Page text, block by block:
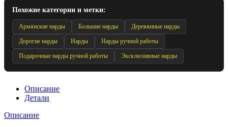
Похожие категории и метки:
Армянские нарды Большие нарды Деревянные нарды
Дорогие нарды Нарды Нарды ручной работы
Подарочные нарды ручной работы Эксклюзивные нарды
Описание
Детали
Описание